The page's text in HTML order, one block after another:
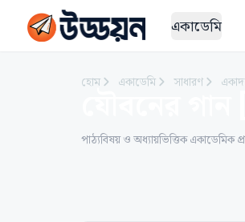
একাডেমি
হোম একাডেমি সাধারণ
পাঠ্যবিষয় ও অধ্যায়ভিত্তিক একাডেমিক